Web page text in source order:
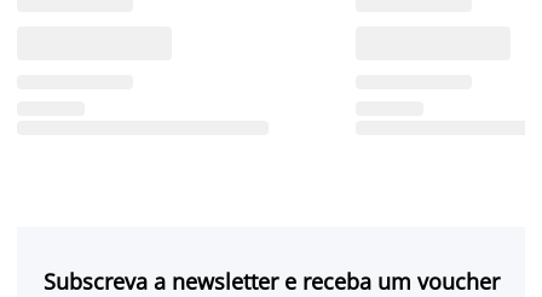
Subscreva a newsletter e receba um voucher